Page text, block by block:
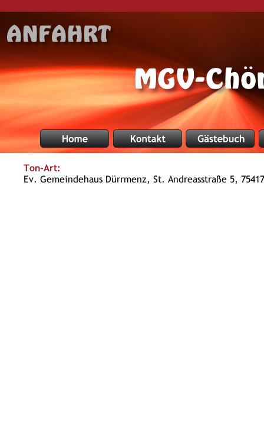
MGV-
Ton-Art:
Ev. Gemeindehaus Dürrmenz, St. Andreasstraße 5,